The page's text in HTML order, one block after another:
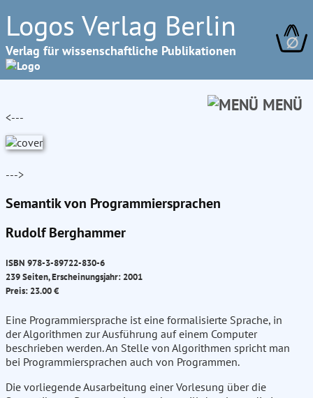
Logos Verlag Berlin
Verlag für wissenschaftliche Publikationen ∅
MENÜ
<---
--->
Semantik von Programmiersprachen
Rudolf Berghammer
ISBN 978-3-89722-830-6
239 Seiten, Erscheinungsjahr: 2001
Preis: 23.00 €
Eine Programmiersprache ist eine formalisierte Sprache, in
der Algorithmen zur Ausführung auf einem Computer
beschrieben werden. An Stelle von Algorithmen spricht man
bei Programmiersprachen auch von Programmen.
Die vorliegende Ausarbeitung einer Vorlesung über die